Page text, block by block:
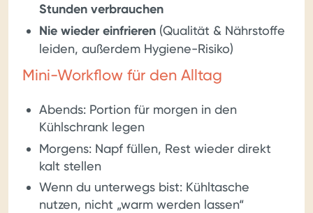
Stunden verbrauchen
Nie wieder einfrieren (Qualität & Nährstoffe
leiden, außerdem Hygiene-Risiko)
Mini-Workflow für den Alltag
Abends: Portion für morgen in den
Kühlschrank legen
Morgens: Napf füllen, Rest wieder direkt
kalt stellen
Wenn du unterwegs bist: Kühltasche
nutzen, nicht „warm werden lassen“